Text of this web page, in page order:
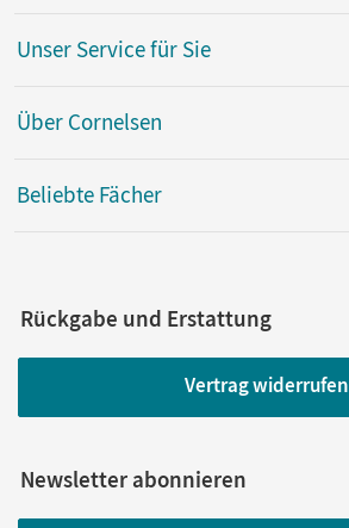
Unser Service für Sie
Über Cornelsen
Beliebte Fächer
Rückgabe und Erstattung
Vertrag widerrufen
Newsletter abonnieren